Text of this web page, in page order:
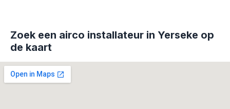
Zoek een airco installateur in Yerseke op
de kaart